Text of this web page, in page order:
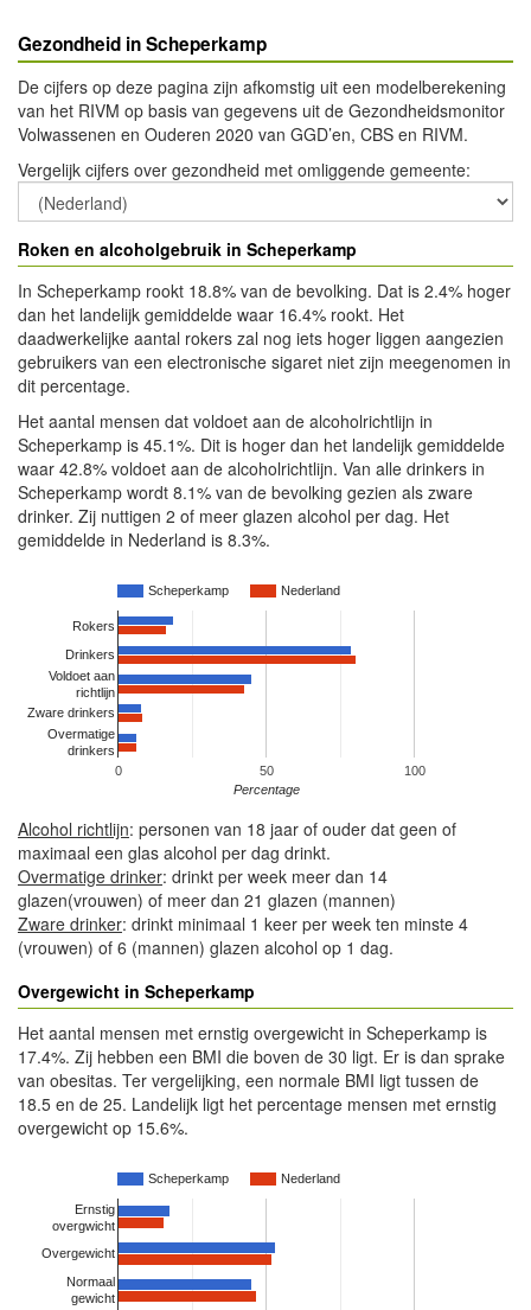
Gezondheid in Scheperkamp
De cijfers op deze pagina zijn afkomstig uit een modelberekening
van het RIVM op basis van gegevens uit de Gezondheidsmonitor
Volwassenen en Ouderen 2020 van GGD’en, CBS en RIVM.
Vergelijk cijfers over gezondheid met omliggende gemeente:
Roken en alcoholgebruik in Scheperkamp
In Scheperkamp rookt 18.8% van de bevolking. Dat is 2.4% hoger
dan het landelijk gemiddelde waar 16.4% rookt. Het
daadwerkelijke aantal rokers zal nog iets hoger liggen aangezien
gebruikers van een electronische sigaret niet zijn meegenomen in
dit percentage.
Het aantal mensen dat voldoet aan de alcoholrichtlijn in
Scheperkamp is 45.1%. Dit is hoger dan het landelijk gemiddelde
waar 42.8% voldoet aan de alcoholrichtlijn. Van alle drinkers in
Scheperkamp wordt 8.1% van de bevolking gezien als zware
drinker. Zij nuttigen 2 of meer glazen alcohol per dag. Het
gemiddelde in Nederland is 8.3%.
Scheperkamp Nederland
0 50 100
Rokers
Drinkers
Voldoet aan
richtlijn
Zware drinkers
Overmatige
drinkers
Percentage
Alcohol richtlijn: personen van 18 jaar of ouder dat geen of
maximaal een glas alcohol per dag drinkt.
Overmatige drinker: drinkt per week meer dan 14
glazen(vrouwen) of meer dan 21 glazen (mannen)
Zware drinker: drinkt minimaal 1 keer per week ten minste 4
(vrouwen) of 6 (mannen) glazen alcohol op 1 dag.
Overgewicht in Scheperkamp
Het aantal mensen met ernstig overgewicht in Scheperkamp is
17.4%. Zij hebben een BMI die boven de 30 ligt. Er is dan sprake
van obesitas. Ter vergelijking, een normale BMI ligt tussen de
18.5 en de 25. Landelijk ligt het percentage mensen met ernstig
overgewicht op 15.6%.
Scheperkamp Nederland
Ernstig
overgwicht
Overgewicht
Normaal
gewicht